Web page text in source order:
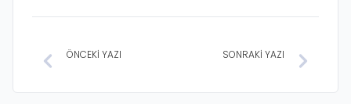
ÖNCEKİ YAZI SONRAKİ YAZI